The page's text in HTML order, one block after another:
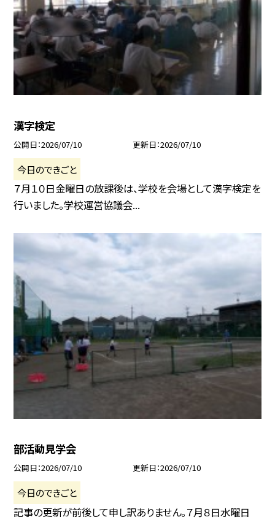
漢字検定
公開日 2026/07/10 更新日 2026/07/10
今日のできごと
７月１０日金曜日の放課後は、学校を会場として漢字検定を
行いました。学校運営協議会...
部活動見学会
公開日 2026/07/10 更新日 2026/07/10
今日のできごと
記事の更新が前後して申し訳ありません。７月８日水曜日